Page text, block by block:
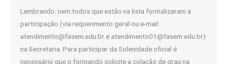
Lembrando: nem todos que estão na lista formalizaram a
participação (via requerimento geral ou e-mail
atendimento@fasem.edu.br e atendimento01@fasem.edu.br)
na Secretaria. Para participar da Solenidade oficial é
necessário que o formando solicite a colação de grau na